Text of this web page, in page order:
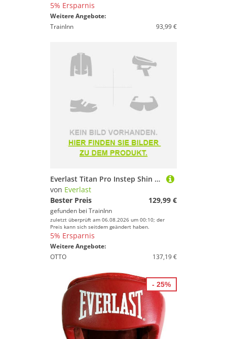
5% Ersparnis
Weitere Angebote:
TrainInn
93,99 €
Everlast Titan Pro Instep Shin Guards Schwarz S
von Everlast
Bester Preis
129,99 €
gefunden bei TrainInn
zuletzt überprüft am 06.08.2026 um 00:10; der
Preis kann sich seitdem geändert haben.
5% Ersparnis
Weitere Angebote:
OTTO
137,19 €
- 25%